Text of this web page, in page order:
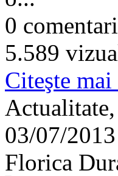
0
5.589
Citeşte mai
03/07/
Florica